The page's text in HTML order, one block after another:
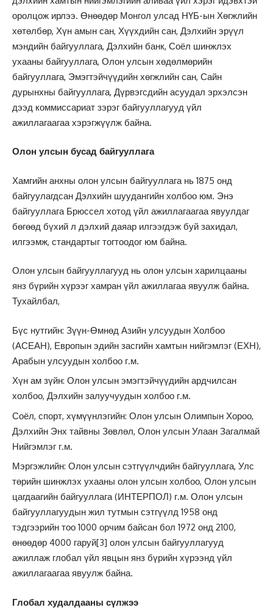
оролцож ирлээ. Өнөөдөр Монгол улсад НҮБ-ын Хөгжлийн
хөтөлбөр, Хүн амын сан, Хүүхдийн сан, Дэлхийн эрүүл
мэндийн байгууллага, Дэлхийн банк, Соёл шинжлэх
ухааны байгууллага, Олон улсын хөдөлмөрийн
байгууллага, Эмэгтэйчүүдийн хөгжлийн сан, Сайн
дурынхны байгууллага, Дүрвэгсдийн асуудал эрхэлсэн
дээд коммиссариат зэрэг байгууллагууд үйл
ажиллагаагаа хэрэгжүүлж байна.
Олон улсын бусад байгууллага
Хамгийн анхны олон улсын байгууллага нь 1875 онд
байгуулагдсан Дэлхийн шуудангийн холбоо юм. Энэ
байгууллага Брюссел хотод үйл ажиллагаагаа явуулдаг
бөгөөд бүхий л дэлхий даяар илгээгдэж буй захидал,
илгээмж, стандартыг тогтоодог юм байна.
Олон улсын байгууллагууд нь олон улсын харилцааны
янз бүрийн хүрээг хамран үйл ажиллагаа явуулж байна.
Тухайлбал,
Бүс нутгийн: Зүүн-Өмнөд Азийн улсуудын Холбоо
(АСЕАН), Европын эдийн засгийн хамтын нийгэмлэг (ЕХН),
Арабын улсуудын холбоо г.м.
Хүн ам зүйн: Олон улсын эмэгтэйчүүдийн ардчилсан
холбоо, Дэлхийн залуучуудын холбоо г.м.
Соёл, спорт, хүмүүнлэгийн: Олон улсын Олимпын Хороо,
Дэлхийн Энх тайвны Зөвлөл, Олон улсын Улаан Загалмай
Нийгэмлэг г.м.
Мэргэжлийн: Олон улсын сэтгүүлчдийн байгууллага, Улс
төрийн шинжлэх ухааны олон улсын холбоо, Олон улсын
цагдаагийн байгууллага (ИНТЕРПОЛ) г.м. Олон улсын
байгууллагуудын жил тутмын сэтгүүлд 1958 онд
тэдгээрийн тоо 1000 орчим байсан бол 1972 онд 2100,
өнөөдөр 4000 гаруй[3] олон улсын байгууллагууд
ажиллаж глобал үйл явцын янз бүрийн хүрээнд үйл
ажиллагаагаа явуулж байна.
Глобал худалдааны сүлжээ